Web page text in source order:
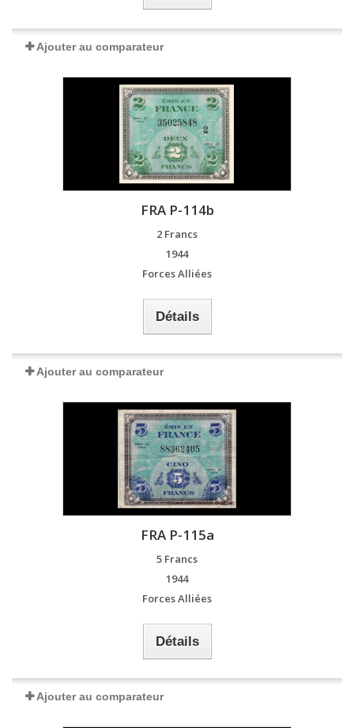
Ajouter au comparateur
FRA P-114b
2 Francs
1944
Forces Alliées
Détails
Ajouter au comparateur
FRA P-115a
5 Francs
1944
Forces Alliées
Détails
Ajouter au comparateur